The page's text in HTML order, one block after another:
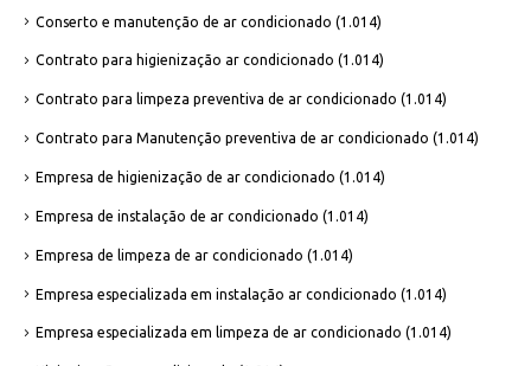
Conserto e manutenção de ar condicionado (1.014)
Contrato para higienização ar condicionado (1.014)
Contrato para limpeza preventiva de ar condicionado (1.014)
Contrato para Manutenção preventiva de ar condicionado (1.014)
Empresa de higienização de ar condicionado (1.014)
Empresa de instalação de ar condicionado (1.014)
Empresa de limpeza de ar condicionado (1.014)
Empresa especializada em instalação ar condicionado (1.014)
Empresa especializada em limpeza de ar condicionado (1.014)